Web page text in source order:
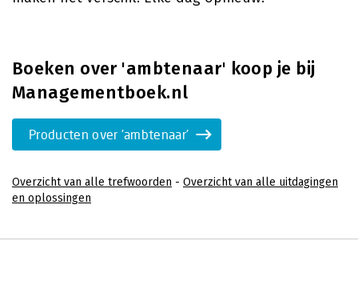
Boeken over 'ambtenaar' koop je bij
Managementboek.nl
Producten over 'ambtenaar'
Overzicht van alle trefwoorden - Overzicht van alle uitdagingen
en oplossingen